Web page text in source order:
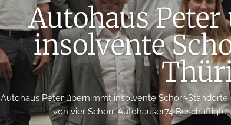
Autohaus
insolvente
Autohaus Peter übernimmt insolvente Schorr-
von vier Schorr-Autohäuser74